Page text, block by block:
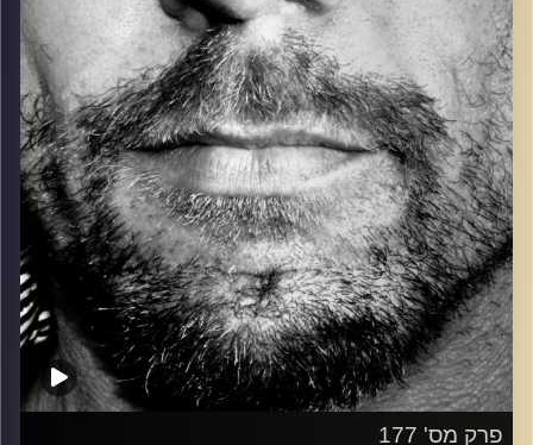
קרדיט תמונות: David Goehring
פרק מס' 177